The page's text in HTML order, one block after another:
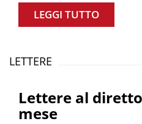
LEGGI TUTTO
LETTERE
Lettere al
mese